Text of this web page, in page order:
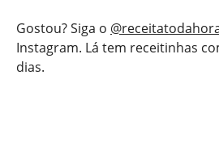
Gostou? Siga o
Instagram. Lá tem receitinhas
dias.